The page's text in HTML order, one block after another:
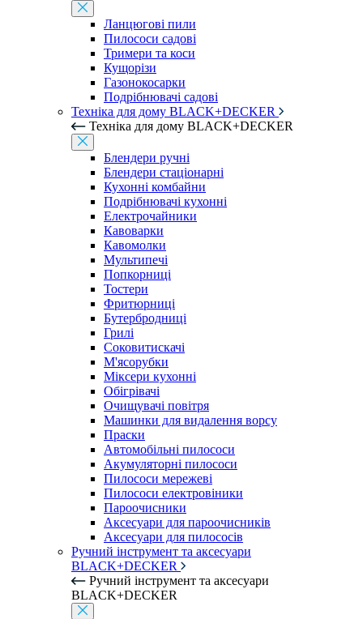
Ланцюгові пили
Пилососи садові
Тримери та коси
Кущорізи
Газонокосарки
Подрібнювачі садові
Техніка для дому BLACK+DECKER
Техніка для дому BLACK+DECKER
Блендери ручні
Блендери стаціонарні
Кухонні комбайни
Подрібнювачі кухонні
Електрочайники
Кавоварки
Кавомолки
Мультипечі
Попкорниці
Тостери
Фритюрниці
Бутербродниці
Грилі
Соковитискачі
М'ясорубки
Міксери кухонні
Обігрівачі
Очищувачі повітря
Машинки для видалення ворсу
Праски
Автомобільні пилососи
Акумуляторні пилососи
Пилососи мережеві
Пилососи електровіники
Пароочисники
Аксесуари для пароочисників
Аксесуари для пилососів
Ручний інструмент та аксесуари
BLACK+DECKER
Ручний інструмент та аксесуари
BLACK+DECKER